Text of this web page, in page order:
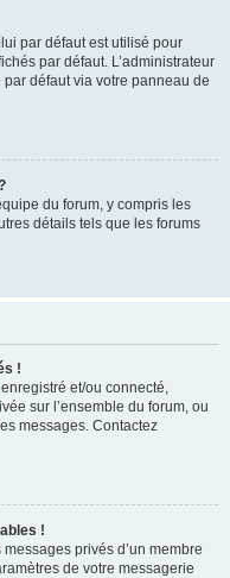
par défaut est utilisé pour
par défaut. L’administrateur
défaut via votre panneau de
du forum, y compris les
détails tels que les forums
!
enregistré et/ou connecté,
sur l’ensemble du forum, ou
messages. Contactez
!
privés d’un membre
de votre messagerie